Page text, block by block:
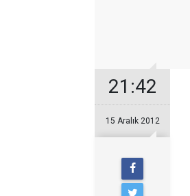
21:42
15 Aralık 2012